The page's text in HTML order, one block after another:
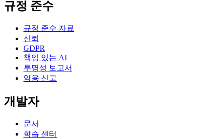
규정 준수
규정 준수 자료
신뢰
GDPR
책임 있는 AI
투명성 보고서
악용 신고
개발자
문서
학습 센터